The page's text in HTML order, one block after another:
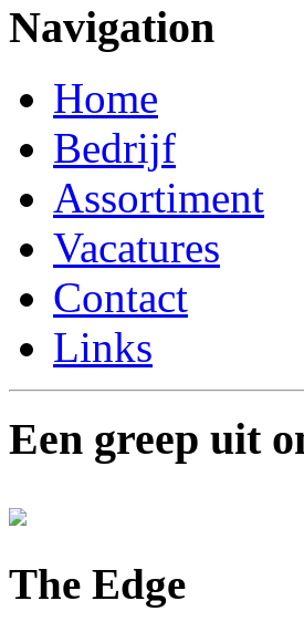
Navigation
Home
Bedrijf
Assortiment
Vacatures
Contact
Links
Een greep uit
The Edge